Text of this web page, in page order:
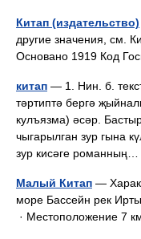
Китап (издательство)
другие значения, см.
Основано 1919 Код
китап — 1. Нин. б.
тәртиптә бергә
кулъязма) әсәр.
чыгарылган зур гына
зур кисәге
Малый Китап —
море Бассейн рек
· Местоположение 7